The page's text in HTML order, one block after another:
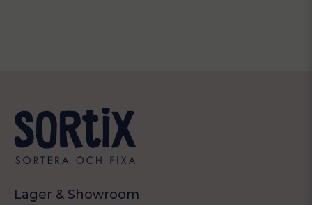
Lager & Showroom